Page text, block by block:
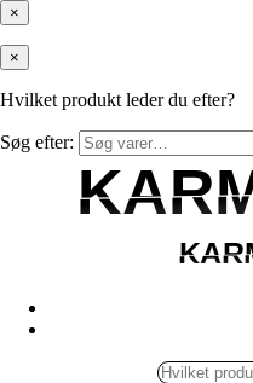
×
×
Hvilket produkt leder du efter?
Søg efter: